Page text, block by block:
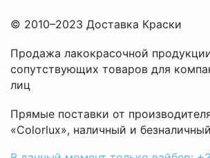
© 2010–2023 Доставка Краски
Продажа лакокрасочной
сопутствующих товаров для
лиц
Прямые поставки от
«Colorlux», наличный и